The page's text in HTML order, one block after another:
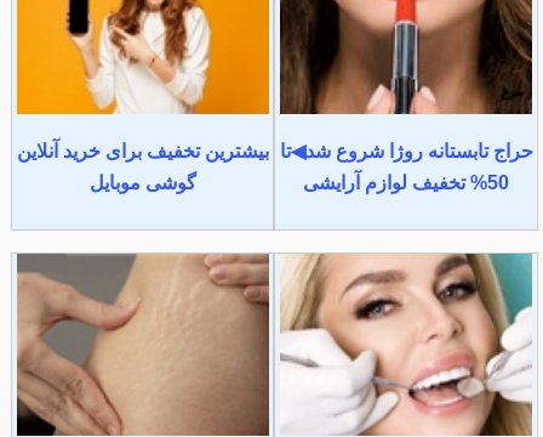
حراج تابستانه روژا شروع شد◀تا
50% تخفیف لوازم آرایشی
بیشترین تخفیف برای خرید آنلاین
گوشی موبایل